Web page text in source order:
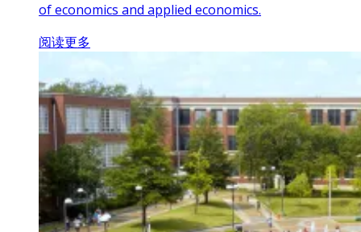
of economics and applied economics.
阅读更多